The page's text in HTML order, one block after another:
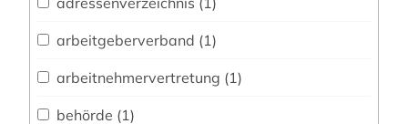
Informationswissenschaft (0)
arbeitgeberverband (1)
arbeitnehmervertretung (1)
behörde (1)